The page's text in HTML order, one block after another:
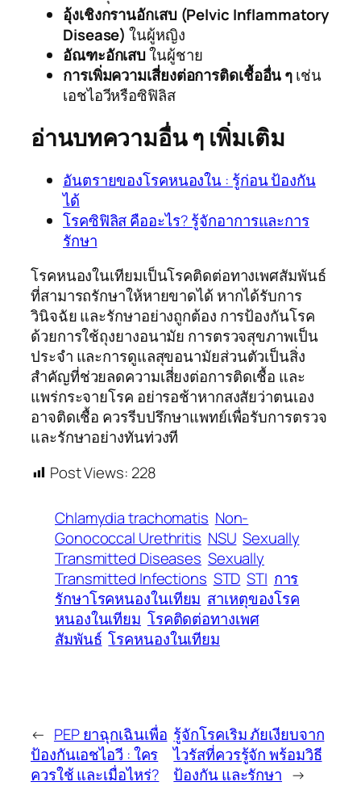
อุ้งเชิงกรานอักเสบ (Pelvic Inflammatory
Disease) ในผู้หญิง
อัณฑะอักเสบในผู้ชาย
การเพิ่มความเสี่ยงต่อการติดเชื้ออื่น ๆเช่น
เอชไอวีหรือซิฟิลิส
อ่านบทความอื่น ๆ เพิ่มเติม
อันตรายของโรคหนองใน : รู้ก่อน ป้องกัน
ได้
โรคซิฟิลิส คืออะไร? รู้จักอาการและการ
รักษา
โรคหนองในเทียมเป็นโรคติดต่อทางเพศสัมพันธ์
ที่สามารถรักษาให้หายขาดได้ หากได้รับการ
วินิจฉัย และรักษาอย่างถูกต้อง การป้องกันโรค
ด้วยการใช้ถุงยางอนามัย การตรวจสุขภาพเป็น
ประจำ และการดูแลสุขอนามัยส่วนตัวเป็นสิ่ง
สำคัญที่ช่วยลดความเสี่ยงต่อการติดเชื้อ และ
แพร่กระจายโรค อย่ารอช้าหากสงสัยว่าตนเอง
อาจติดเชื้อ ควรรีบปรึกษาแพทย์เพื่อรับการตรวจ
และรักษาอย่างทันท่วงที
Post Views: 228
Chlamydia trachomatis Non-
Gonococcal Urethritis NSU Sexually
Transmitted Diseases Sexually
Transmitted Infections STD STI การ
รักษาโรคหนองในเทียม สาเหตุของโรค
หนองในเทียม โรคติดต่อทางเพศ
สัมพันธ์ โรคหนองในเทียม
← PEP ยาฉุกเฉินเพื่อ
ป้องกันเอชไอวี : ใคร
ควรใช้ และเมื่อไหร่?
รู้จักโรคเริม ภัยเงียบจาก
ไวรัสที่ควรรู้จัก พร้อมวิธี
ป้องกัน และรักษา →